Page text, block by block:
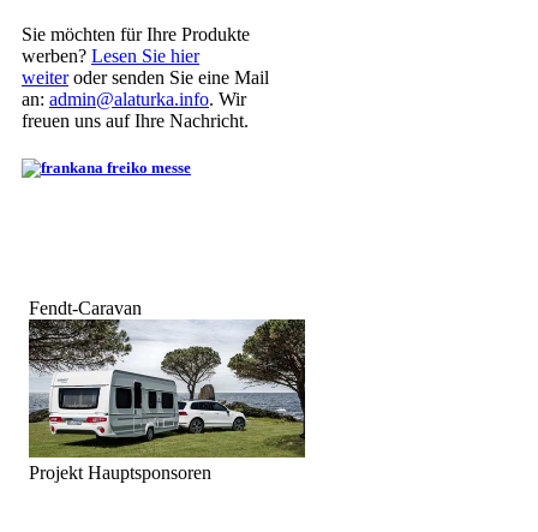
Sie möchten für Ihre Produkte
werben? Lesen Sie hier
weiteroder senden Sie eine Mail
an: admin@alaturka.info. Wir
freuen uns auf Ihre Nachricht.
Fendt-Caravan
Projekt Hauptsponsoren